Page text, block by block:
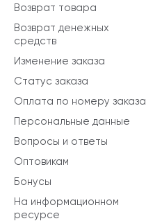
Возврат товара
Возврат денежных
средств
Изменение заказа
Статус заказа
Оплата по номеру заказа
Персональные данные
Вопросы и ответы
Оптовикам
Бонусы
На информационном
ресурсе